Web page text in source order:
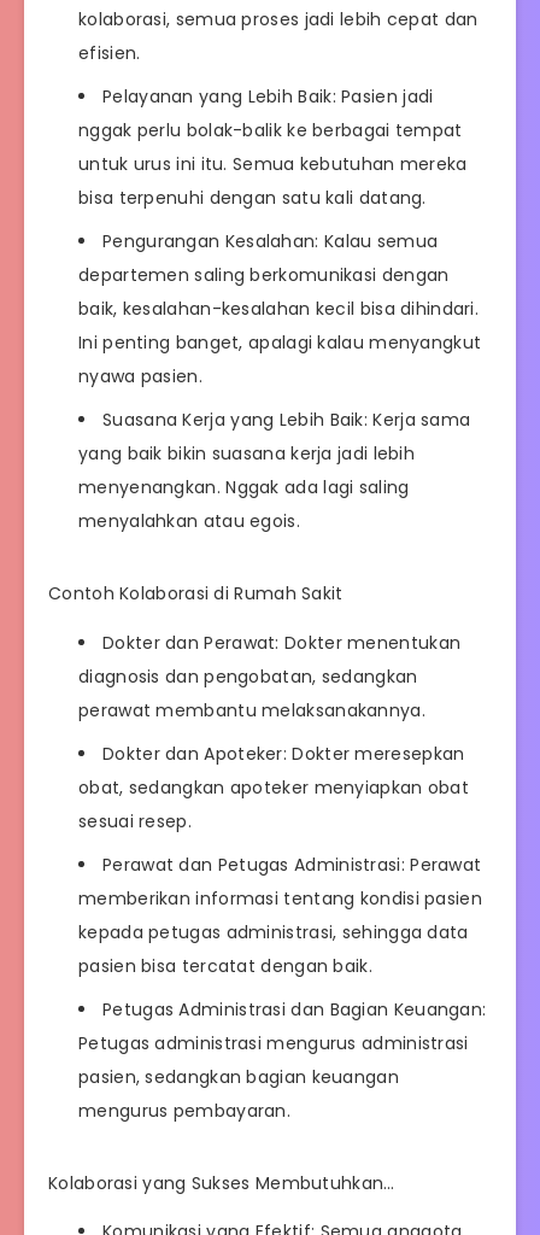
kolaborasi, semua proses jadi lebih cepat dan
efisien.
Pelayanan yang Lebih Baik: Pasien jadi
nggak perlu bolak-balik ke berbagai tempat
untuk urus ini itu. Semua kebutuhan mereka
bisa terpenuhi dengan satu kali datang.
Pengurangan Kesalahan: Kalau semua
departemen saling berkomunikasi dengan
baik, kesalahan-kesalahan kecil bisa dihindari.
Ini penting banget, apalagi kalau menyangkut
nyawa pasien.
Suasana Kerja yang Lebih Baik: Kerja sama
yang baik bikin suasana kerja jadi lebih
menyenangkan. Nggak ada lagi saling
menyalahkan atau egois.
Contoh Kolaborasi di Rumah Sakit
Dokter dan Perawat: Dokter menentukan
diagnosis dan pengobatan, sedangkan
perawat membantu melaksanakannya.
Dokter dan Apoteker: Dokter meresepkan
obat, sedangkan apoteker menyiapkan obat
sesuai resep.
Perawat dan Petugas Administrasi: Perawat
memberikan informasi tentang kondisi pasien
kepada petugas administrasi, sehingga data
pasien bisa tercatat dengan baik.
Petugas Administrasi dan Bagian Keuangan:
Petugas administrasi mengurus administrasi
pasien, sedangkan bagian keuangan
mengurus pembayaran.
Kolaborasi yang Sukses Membutuhkan…